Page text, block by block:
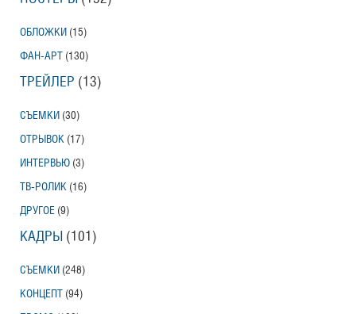
ОБЛОЖКИ (15)
ФАН-АРТ (130)
ТРЕЙЛЕР (13)
СЪЕМКИ (30)
ОТРЫВОК (17)
ИНТЕРВЬЮ (3)
ТВ-РОЛИК (16)
ДРУГОЕ (9)
КАДРЫ (101)
СЪЕМКИ (248)
КОНЦЕПТ (94)